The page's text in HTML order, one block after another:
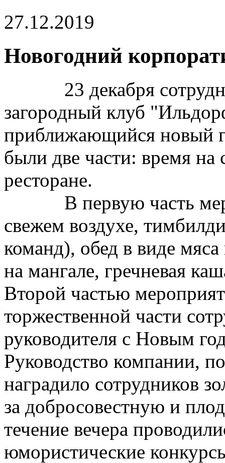
27.12.2019
Новогодний
23 декабря
загородный клуб
приближающийся новый
были две части: время на
ресторане.
В первую часть
свежем воздухе,
команд), обед в виде
на мангале, гречневая
Второй частью
торжественной части
руководителя с Новым
Руководство компании,
наградило сотрудников
за добросовестную и
течение вечера
юмористические